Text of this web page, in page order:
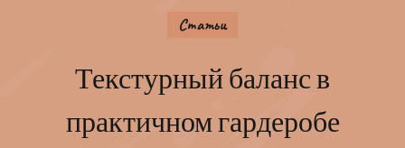
Статьи
Текстурный баланс в
практичном гардеробе